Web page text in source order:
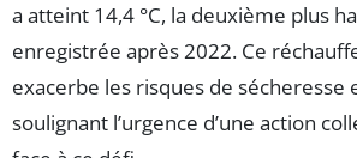
a atteint 14,4 °C, la deuxième plus
enregistrée après 2022. Ce
exacerbe les risques de sécheresse
soulignant l’urgence d’une action